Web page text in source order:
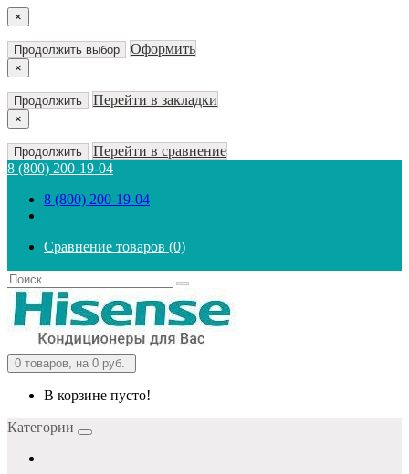
×
Продолжить выбор Оформить
×
Продолжить Перейти в закладки
×
Продолжить
Перейти в сравнение
8 (800) 200-19-04
8 (800) 200-19-04
Сравнение товаров (0)
0 товаров, на 0 руб.
В корзине пусто!
Категории